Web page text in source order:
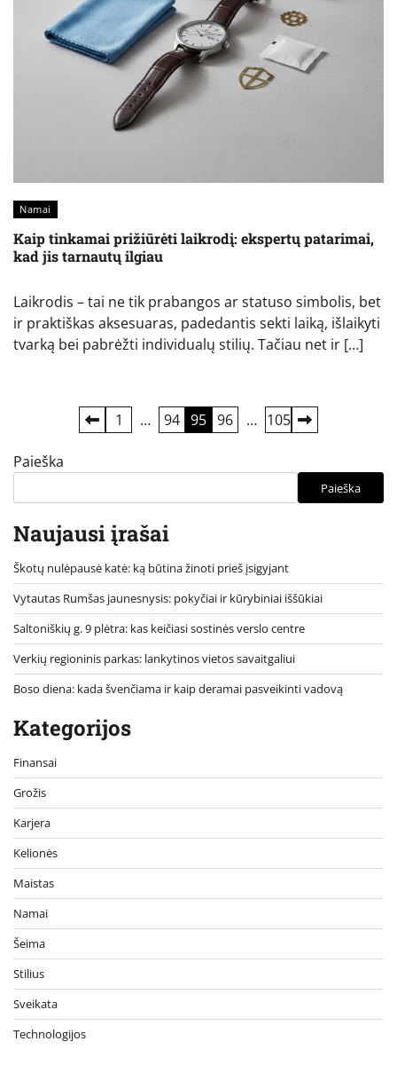
Namai
Kaip tinkamai prižiūrėti laikrodį: ekspertų patarimai,
kad jis tarnautų ilgiau
Laikrodis – tai ne tik prabangos ar statuso simbolis, bet
ir praktiškas aksesuaras, padedantis sekti laiką, išlaikyti
tvarką bei pabrėžti individualų stilių. Tačiau net ir […]
puslapiavimas
1 … 94 95 96 … 105
Paieška
Paieška
Naujausi įrašai
Škotų nulėpausė katė: ką būtina žinoti prieš įsigyjant
Vytautas Rumšas jaunesnysis: pokyčiai ir kūrybiniai iššūkiai
Saltoniškių g. 9 plėtra: kas keičiasi sostinės verslo centre
Verkių regioninis parkas: lankytinos vietos savaitgaliui
Boso diena: kada švenčiama ir kaip deramai pasveikinti vadovą
Kategorijos
Finansai
Grožis
Karjera
Kelionės
Maistas
Namai
Šeima
Stilius
Sveikata
Technologijos